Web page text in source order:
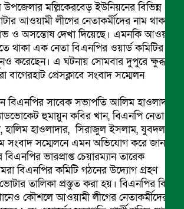
উপজেলার মল্লিকেরবেড় ইউনিয়নের বিভিন্ন
আওয়ামী লীগের নেতাকর্মীদের নাম থাকায়
ও অসন্তোষ দেখা দিয়েছে। এমনকি আওয়ামী
থাকা এক নেতা বিএনপির ওয়ার্ড কমিটির
করেছেন। এ ঘটনায় সোমবার দুপুরে ক্ষুব্ধ
বাগেরহাট প্রেসক্লাবে সংবাদ সম্মেলন
বিএনপির সাবেক সভাপতি আলিম হাওলাদার,
হুমায়ুন কবির খান, বিএনপি নেতা
হালিম হাওলাদার, সিরাজুল ইসলাম, যুবদল
সম্মেলনে এমন অভিযোগ করে জানান,
ভারপ্রাপ্ত চেয়ারম্যান তারেক
বিএনপির কমিটি গঠনের উদ্যোগ গ্রহণ
তালিকা প্রস্তুত করা হয়। বিএনপির কিছু
কৌশলে আওয়ামী লীগের নেতাকর্মীদের